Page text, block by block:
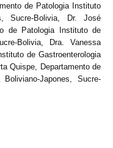
de Patologia Instituto
Sucre-Bolivia, Dr. José
de Patologia Instituto de
Bolivia, Dra. Vanessa
de Gastroenterologia
Quispe, Departamento de
Japones, Sucre-